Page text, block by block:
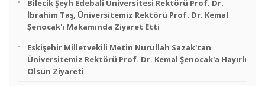
Bilecik Şeyh Edebali Üniversitesi Rektörü Prof. Dr.
İbrahim Taş, Üniversitemiz Rektörü Prof. Dr. Kemal
Şenocak'ı Makamında Ziyaret Etti
Eskişehir Milletvekili Metin Nurullah Sazak'tan
Üniversitemiz Rektörü Prof. Dr. Kemal Şenocak'a Hayırlı
Olsun Ziyareti